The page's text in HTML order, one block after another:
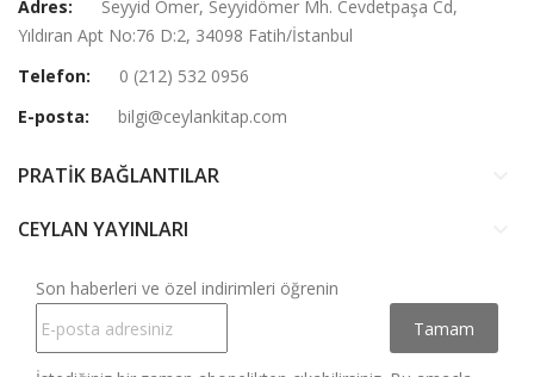
Adres:
Seyyid Ömer, Seyyidömer Mh. Cevdetpaşa Cd,
Yıldıran Apt No:76 D:2, 34098 Fatih/İstanbul
Telefon:
0 (212) 532 0956
E-posta:
bilgi@ceylankitap.com
PRATİK BAĞLANTILAR
CEYLAN YAYINLARI
Son haberleri ve özel indirimleri öğrenin